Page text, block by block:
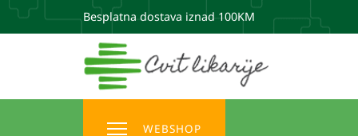
Besplatna dostava iznad 100KM
WEBSHOP